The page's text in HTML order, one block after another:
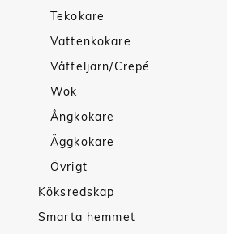
Tekokare
Vattenkokare
Våffeljärn/Crepé
Wok
Ångkokare
Äggkokare
Övrigt
Köksredskap
Smarta hemmet